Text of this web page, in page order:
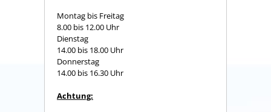
Montag bis Freitag
8.00 bis 12.00 Uhr
Dienstag
14.00 bis 18.00 Uhr
Donnerstag
14.00 bis 16.30 Uhr
Achtung: